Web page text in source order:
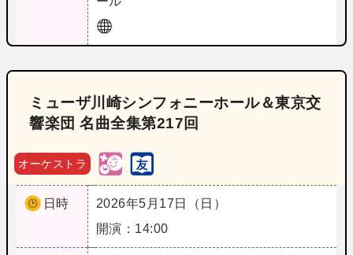
ミューザ川崎シンフォニーホール＆東京交
響楽団 名曲全集第217回
オーケストラ
日時
2026年5月17日（日）
開演：14:00